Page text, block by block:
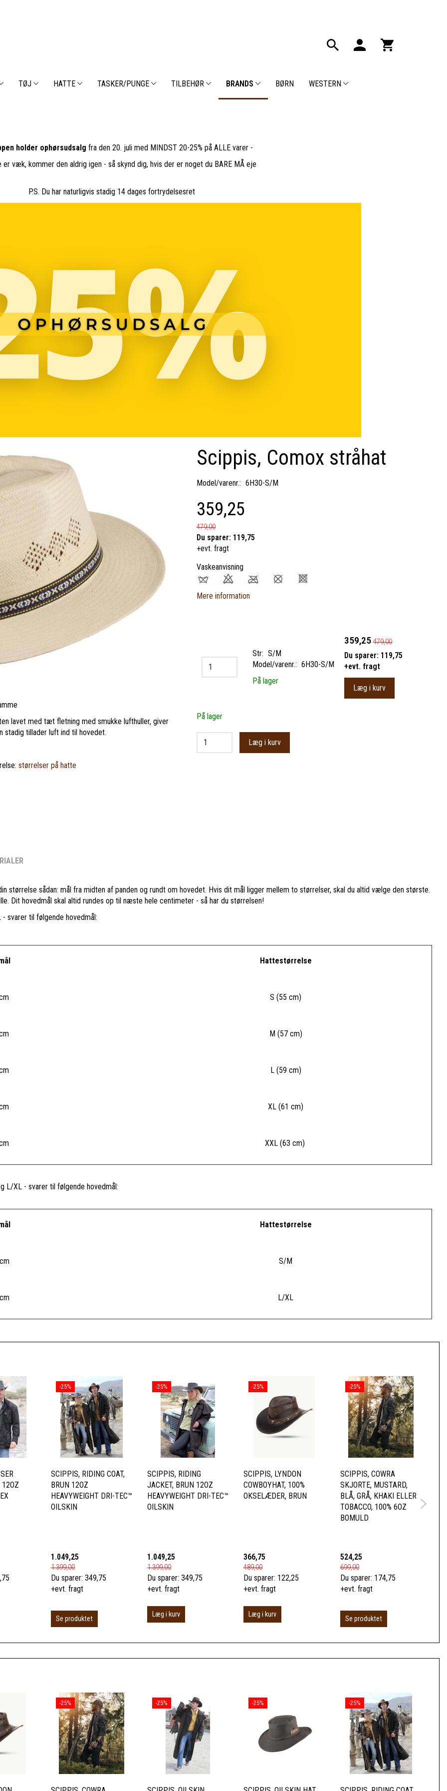
TØJ HATTE TASKER/PUNGE TILBEHØR BRANDS BØRN WESTERN
holder ophørsudsalg fra den 20. juli med MINDST 20-25% på ALLE varer -
er væk, kommer den aldrig igen - så skynd dig, hvis der er noget du BARE MÅ eje
P.S. Du har naturligvis stadig 14 dages fortrydelsesret
lavet med tæt fletning med smukke lufthuller, giver
stadig tillader luft ind til hovedet.
størrelser på hatte
Scippis, Comox stråhat
Model/varenr.: 6H30-S/M
359,25
479,00
Du sparer: 119,75
+evt. fragt
Vaskeanvisning
Mere information
Str: S/M
Model/varenr.: 6H30-S/M
På lager
359,25 479,00
Du sparer: 119,75
+evt. fragt
Læg i kurv
På lager
Læg i kurv
størrelse sådan: mål fra midten af panden og rundt om hovedet. Hvis dit mål ligger mellem to størrelser, skal du altid vælge den største.
Dit hovedmål skal altid rundes op til næste hele centimeter - så har du størrelsen!
svarer til følgende hovedmål:
Hattestørrelse
S (55 cm)
M (57 cm)
L (59 cm)
XL (61 cm)
XXL (63 cm)
L/XL - svarer til følgende hovedmål:
Hattestørrelse
S/M
L/XL
12OZ
-25%
SCIPPIS, RIDING COAT,
BRUN 12OZ
HEAVYWEIGHT DRI-TEC™
OILSKIN
1.049,25
1.399,00
Du sparer: 349,75
+evt. fragt
Se produktet
-25%
SCIPPIS, RIDING
JACKET, BRUN 12OZ
HEAVYWEIGHT DRI-TEC™
OILSKIN
1.049,25
1.399,00
Du sparer: 349,75
+evt. fragt
Læg i kurv
-25%
SCIPPIS, LYNDON
COWBOYHAT, 100%
OKSELÆDER, BRUN
366,75
489,00
Du sparer: 122,25
+evt. fragt
Læg i kurv
-25%
SCIPPIS, COWRA
SKJORTE, MUSTARD,
BLÅ, GRÅ, KHAKI ELLER
TOBACCO, 100% 6OZ
BOMULD
524,25
699,00
Du sparer: 174,75
+evt. fragt
Se produktet
-25% -25% -25% -25%